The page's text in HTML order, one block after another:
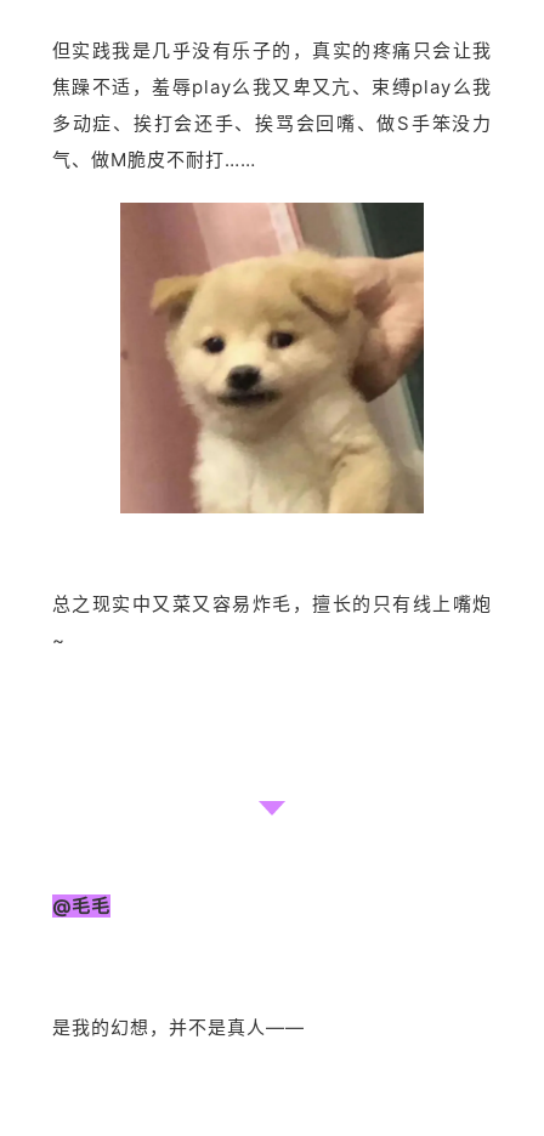
但实践我是几乎没有乐子的，真实的疼痛只会让我
焦躁不适，羞辱play么我又卑又亢、束缚play么我
多动症、挨打会还手、挨骂会回嘴、做S手笨没力
气、做M脆皮不耐打……
总之现实中又菜又容易炸毛，擅长的只有线上嘴炮
~
@毛毛
是我的幻想，并不是真人——